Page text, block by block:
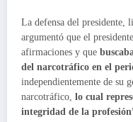
La defensa del presidente,
argumentó que el
afirmaciones y que
del narcotráfico en el
independientemente de su
narcotráfico, lo cual
integridad de la